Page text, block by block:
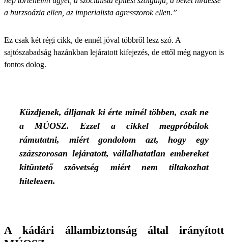
a burzsoázia ellen, az imperialista agresszorok ellen.”
Ez csak két régi cikk, de ennél jóval többről lesz szó. A
sajtószabadság hazánkban lejáratott kifejezés, de ettől még nagyon is
fontos dolog.
Küzdjenek, álljanak ki érte minél többen, csak ne
a MÚOSZ. Ezzel a cikkel megpróbálok
rámutatni, miért gondolom azt, hogy egy
százszorosan lejáratott, vállalhatatlan embereket
kitüntető szövetség miért nem tiltakozhat
hitelesen.
A kádári állambiztonság által irányított